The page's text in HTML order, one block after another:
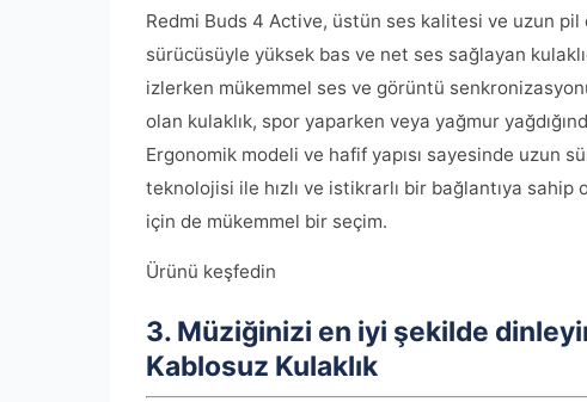
Redmi Buds 4 Active, üstün ses kalitesi ve uzun pil
sürücüsüyle yüksek bas ve net ses sağlayan
izlerken mükemmel ses ve görüntü
olan kulaklık, spor yaparken veya yağmur
Ergonomik modeli ve hafif yapısı sayesinde uzun
teknolojisi ile hızlı ve istikrarlı bir bağlantıya
için de mükemmel bir seçim.
Ürünü keşfedin
3. Müziğinizi en iyi şekilde
Kablosuz Kulaklık